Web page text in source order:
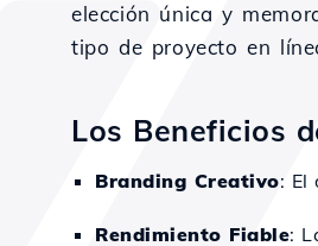
elección única y
tipo de proyecto en
Los Beneficios
Branding Creativo: El
Rendimiento Fiable: